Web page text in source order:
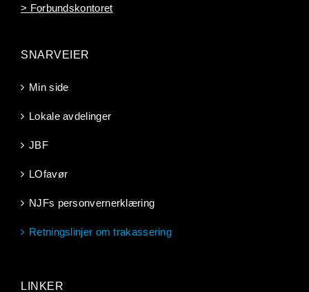
> Forbundskontoret
SNARVEIER
Min side
Lokale avdelinger
JBF
LOfavør
NJFs personvernerklæring
Retningslinjer om trakassering
LINKER